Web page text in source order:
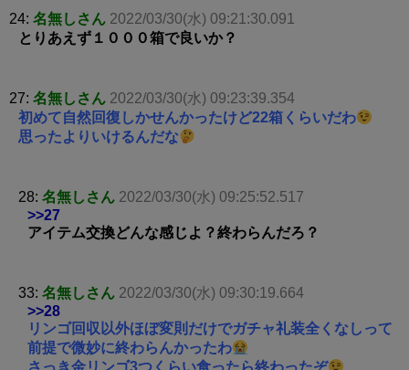
24: 名無しさん 2022/03/30(水) 09:21:30.091
とりあえず１０００箱で良いか？
27: 名無しさん 2022/03/30(水) 09:23:39.354
初めて自然回復しかせんかったけど22箱くらいだわ
思ったよりいけるんだな
28: 名無しさん 2022/03/30(水) 09:25:52.517
>>27
アイテム交換どんな感じよ？終わらんだろ？
33: 名無しさん 2022/03/30(水) 09:30:19.664
>>28
リンゴ回収以外ほぼ変則だけでガチャ礼装全くなしって
前提で微妙に終わらんかったわ